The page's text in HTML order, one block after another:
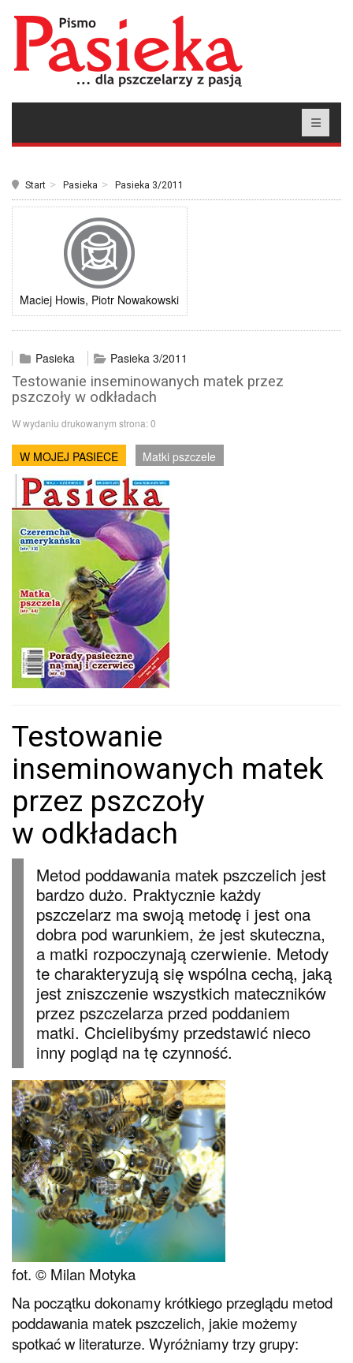
Start Pasieka Pasieka 3/2011
Maciej Howis, Piotr Nowakowski
Pasieka Pasieka 3/2011
Testowanie inseminowanych matek przez
pszczoły w odkładach
W wydaniu drukowanym strona:0
W MOJEJ PASIECE Matki pszczele
Testowanie
inseminowanych matek
przez pszczoły
w odkładach
Metod poddawania matek pszczelich jest
bardzo dużo. Praktycznie każdy
pszczelarz ma swoją metodę i jest ona
dobra pod warunkiem, że jest skuteczna,
a matki rozpoczynają czerwienie. Metody
te charakteryzują się wspólna cechą, jaką
jest zniszczenie wszystkich mateczników
przez pszczelarza przed poddaniem
matki. Chcielibyśmy przedstawić nieco
inny pogląd na tę czynność.
fot. © Milan Motyka
Na początku dokonamy krótkiego przeglądu metod
poddawania matek pszczelich, jakie możemy
spotkać w literaturze. Wyróżniamy trzy grupy: